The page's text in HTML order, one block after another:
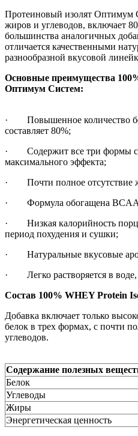
Протеиновый изолят Оптимум
жиров и углеводов, включает
большинства аналогичных
отличается качественными
разнообразной вкусовой
Основные преимущества
Оптимум Систем:
· Повышенное количество
составляет 80%;
· Содержит все три формы
максимального эффекта;
· Почти полное отсутствие
· Формула обогащена BCAA
· Низкая калорийность
период похудения и сушки;
· Натуральные вкусовые
· Легко растворяется в воде,
Состав 100% WHEY Protein
Добавка включает только
белок в трех формах, с почти
углеводов.
Содержание полезных
Белок
Углеводы
Жиры
Энергетическая ценность